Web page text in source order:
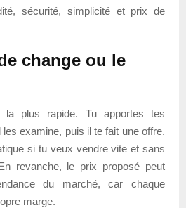
sécurité, simplicité et prix de
change ou le
la plus rapide. Tu apportes tes
examine, puis il te fait une offre.
si tu veux vendre vite et sans
revanche, le prix proposé peut
du marché, car chaque
marge.